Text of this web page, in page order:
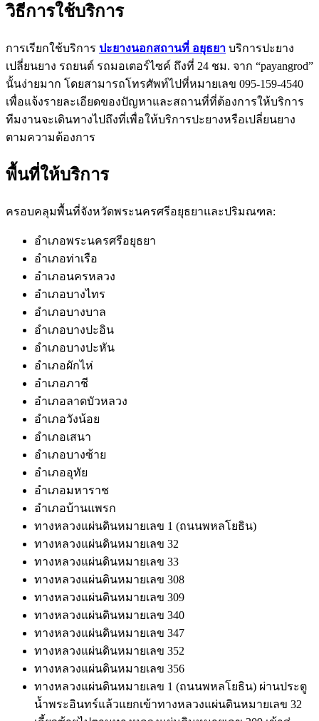
วิธีการใช้บริการ
การเรียกใช้บริการ ปะยางนอกสถานที่ อยุธยา บริการปะยาง
เปลี่ยนยาง รถยนต์ รถมอเตอร์ไซค์ ถึงที่ 24 ชม. จาก “payangrod”
นั้นง่ายมาก โดยสามารถโทรศัพท์ไปที่หมายเลข 095-159-4540
เพื่อแจ้งรายละเอียดของปัญหาและสถานที่ที่ต้องการให้บริการ
ทีมงานจะเดินทางไปถึงที่เพื่อให้บริการปะยางหรือเปลี่ยนยาง
ตามความต้องการ
พื้นที่ให้บริการ
ครอบคลุมพื้นที่จังหวัดพระนครศรีอยุธยาและปริมณฑล:
อำเภอพระนครศรีอยุธยา
อำเภอท่าเรือ
อำเภอนครหลวง
อำเภอบางไทร
อำเภอบางบาล
อำเภอบางปะอิน
อำเภอบางปะหัน
อำเภอผักไห่
อำเภอภาชี
อำเภอลาดบัวหลวง
อำเภอวังน้อย
อำเภอเสนา
อำเภอบางซ้าย
อำเภออุทัย
อำเภอมหาราช
อำเภอบ้านแพรก
ทางหลวงแผ่นดินหมายเลข 1 (ถนนพหลโยธิน)
ทางหลวงแผ่นดินหมายเลข 32
ทางหลวงแผ่นดินหมายเลข 33
ทางหลวงแผ่นดินหมายเลข 308
ทางหลวงแผ่นดินหมายเลข 309
ทางหลวงแผ่นดินหมายเลข 340
ทางหลวงแผ่นดินหมายเลข 347
ทางหลวงแผ่นดินหมายเลข 352
ทางหลวงแผ่นดินหมายเลข 356
ทางหลวงแผ่นดินหมายเลข 1 (ถนนพหลโยธิน) ผ่านประตู
น้ำพระอินทร์แล้วแยกเข้าทางหลวงแผ่นดินหมายเลข 32